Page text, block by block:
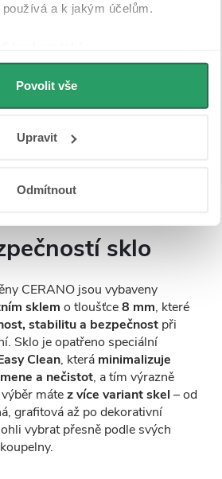
a k jakým účelům.
informace o vaší geografické
být přesné na několik metrů
zařízení pomocí aktivního
zpracováváme vaše osobní údaje,
změnit nebo odvolat v části
a reklam, poskytování funkcí
naší návštěvnosti využíváme
o tom, jak náš web používáte,
pro sociální média, inzerci a
mohou zkombinovat s dalšími
jim poskytli nebo které získali v
jejich služby.
a vybraní partneři (včetně Googlu)
pro analytiku a
Jak Google zpracovává
stránkách
Povolit vše
Upravit
Odmítnout
sklo
CERANO jsou vybaveny
sklem o tloušťce8 mm, které
stabilitu a bezpečnost při
Sklo je opatřeno speciální
Clean, která minimalizuje
a nečistot, a tím výrazně
mátez více variant skel – od
grafitová až po dekorativní
vybrat přesně podle svých